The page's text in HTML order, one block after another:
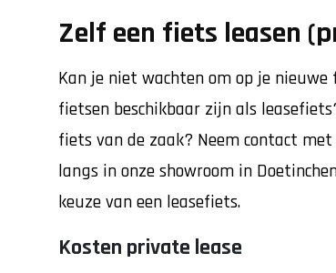
Zelf een fiets leasen
Kan je niet wachten om op je
fietsen beschikbaar zijn als
fiets van de zaak? Neem contact
langs in onze showroom in
keuze van een leasefiets.
Kosten private lease